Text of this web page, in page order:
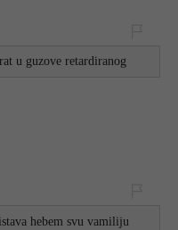
u guzove retardiranog
hebem svu vamiliju